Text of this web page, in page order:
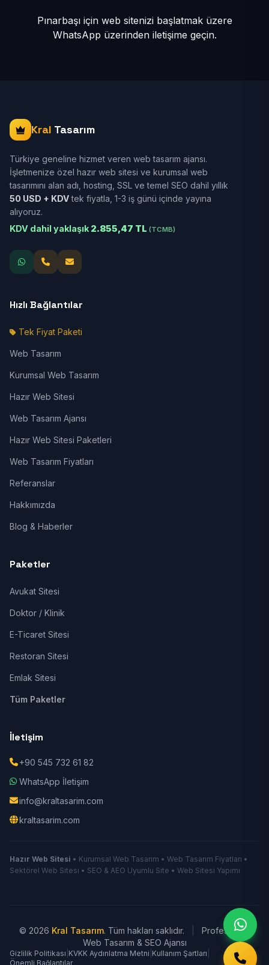
Pınarbaşı için web sitenizi başlatmak üzere
WhatsApp üzerinden iletişime geçin.
Kral Tasarım
Türkiye geneline hizmet veren web tasarım ajansı.
İşletmenize özel hazır web sitesi ve kurumsal web
tasarımını alan adı, hosting, SSL ve temel SEO dahil yıllık
50 USD + KDVtek fiyatla, 1-3 iş günü içinde yayına
alıyoruz.
KDV dahil yaklaşık 2.855,47 TL (TCMB)
Hızlı Bağlantılar
Tek Fiyat Paketi
Web Tasarım
Kurumsal Web Tasarım
Hazır Web Sitesi
Web Tasarım Ajansı
Hazır Web Sitesi Paketleri
Web Tasarım Fiyatları
Referanslar
Hakkımızda
Blog & Haberler
Paketler
Avukat Sitesi
Doktor / Klinik
E-Ticaret Sitesi
Restoran Sitesi
Emlak Sitesi
Tüm Paketler
İletişim
+90 545 732 61 82
WhatsApp İletişim
info@kraltasarim.com
kraltasarim.com
Hazır Web Sitesi • Kurumsal Web Tasarım • Web Tasarım Fiyatları •
Sektörel Web Sitesi • SEO & AEO Uyumlu Site • Web Sitesi Yapımı
© 2026 Kral Tasarım. Tüm hakları saklıdır.
Profesyonel
Web Tasarım & SEO Ajansı
Gizlilik Politikası KVKK Aydınlatma Metni Kullanım Şartları
Önemli Bağlantılar